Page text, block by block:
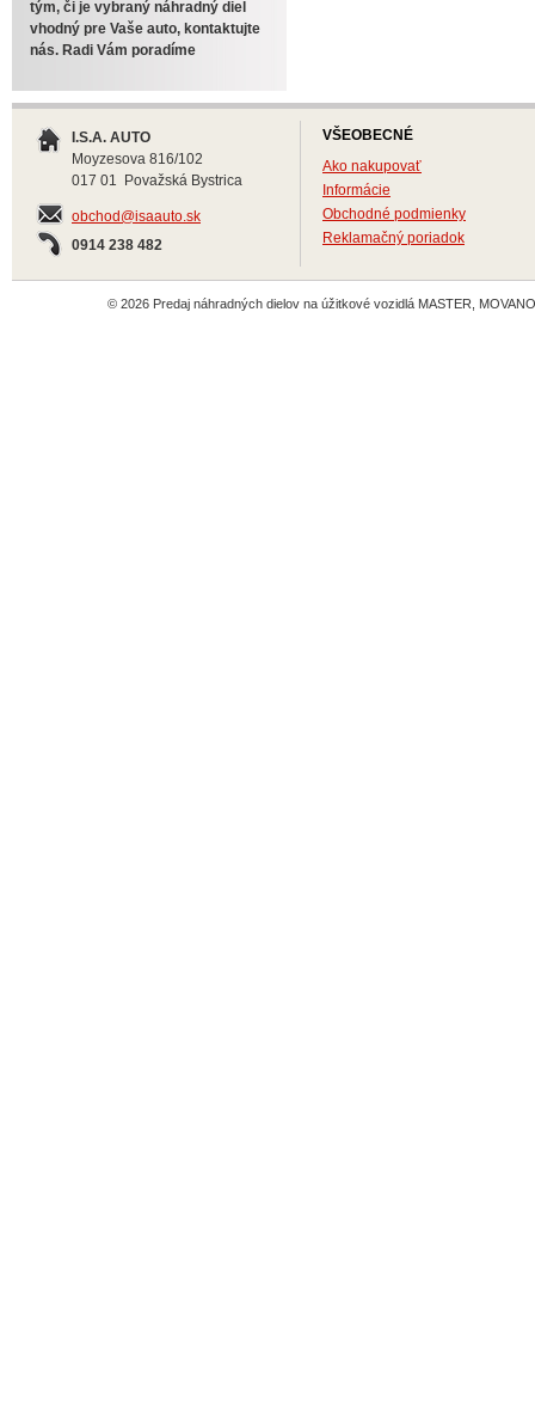
tým, či je vybraný náhradný diel
vhodný pre Vaše auto, kontaktujte
nás. Radi Vám poradíme
I.S.A. AUTO
Moyzesova 816/102
017 01 Považská Bystrica
obchod@isaauto.sk
0914 238 482
VŠEOBECNÉ
Ako nakupovať
Informácie
Obchodné podmienky
Reklamačný poriadok
© 2026 Predaj náhradných dielov na úžitkové vozidlá MASTER,